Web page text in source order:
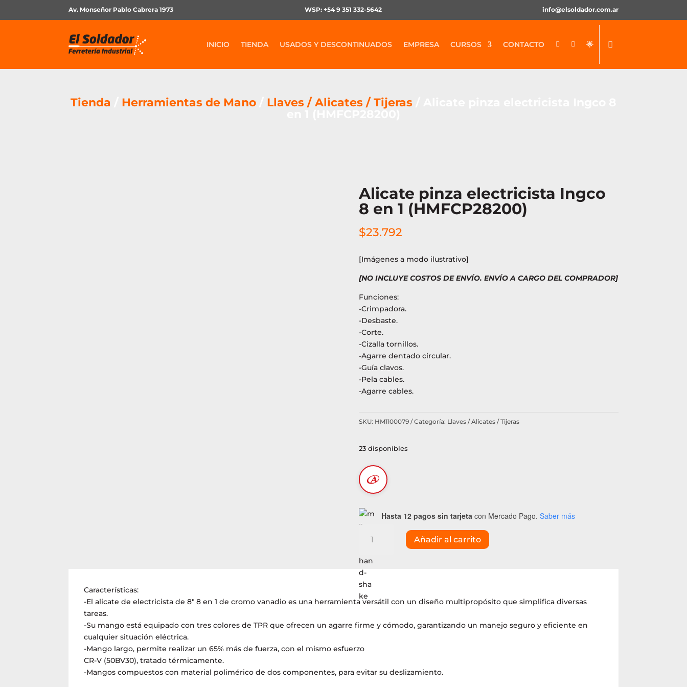
Av. Monseñor Pablo Cabrera 1973 WSP: +54 9 351 332-5642 info@elsoldador.com.ar
INICIO TIENDA USADOS Y DESCONTINUADOS EMPRESA CURSOS CONTACTO   🌟
Tienda Herramientas de Mano Llaves / Alicates / Tijeras
Alicate pinza electricista Ingco
8 en 1 (HMFCP28200)
$23.792
[Imágenes a modo ilustrativo]
[NO INCLUYE COSTOS DE ENVÍO. ENVÍO A CARGO DEL COMPRADOR]
Funciones:
-Crimpadora.
-Desbaste.
-Corte.
-Cizalla tornillos.
-Agarre dentado circular.
-Guía clavos.
-Pela cables.
-Agarre cables.
SKU: HM1100079 Categoría: Llaves / Alicates / Tijeras
23 disponibles
Hasta 12 pagos sin tarjetacon Mercado Pago. Saber más
pinza
Ingco
8
en
1
cantidad
Añadir al carrito
Características:
-El alicate de electricista de 8″ 8 en 1 de cromo vanadio es una herramienta versátil con un diseño multipropósito que simplifica diversas
tareas.
-Su mango está equipado con tres colores de TPR que ofrecen un agarre firme y cómodo, garantizando un manejo seguro y eficiente en
cualquier situación eléctrica.
-Mango largo, permite realizar un 65% más de fuerza, con el mismo esfuerzo
CR-V (50BV30), tratado térmicamente.
-Mangos compuestos con material polimérico de dos componentes, para evitar su deslizamiento.